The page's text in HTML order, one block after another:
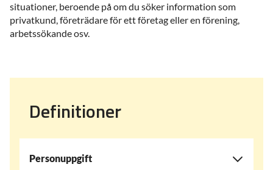
situationer, beroende på om du söker information som
privatkund, företrädare för ett företag eller en förening,
arbetssökande osv.
Definitioner
Personuppgift